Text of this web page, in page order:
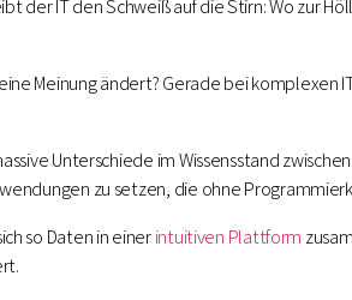
der IT den Schweiß auf die Stirn: Wo zur
Meinung ändert? Gerade bei
Unterschiede im Wissensstand
zu setzen, die ohne
so Daten in einerintuitiven Plattform